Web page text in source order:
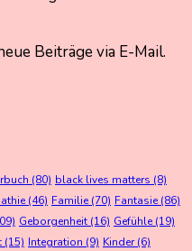
Beiträge via E-Mail.
(80) black lives matters (8)
(46) Familie(70) Fantasie(86)
Geborgenheit (16) Gefühle(19)
(15) Integration (9) Kinder(6)